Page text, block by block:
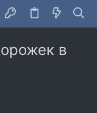
в